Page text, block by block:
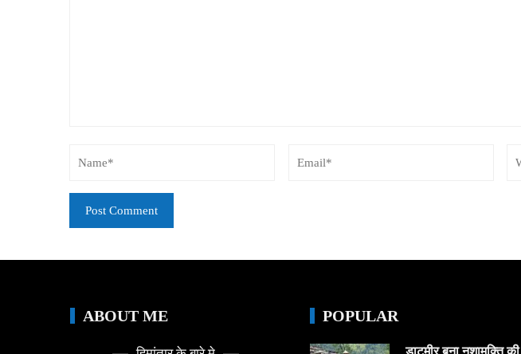
ABOUT ME POPULAR